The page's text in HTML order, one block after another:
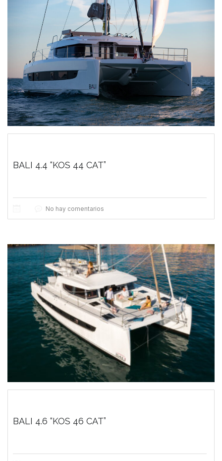
BALI 4.4 “KOS 44 CAT”
No hay comentarios
BALI 4.6 “KOS 46 CAT”